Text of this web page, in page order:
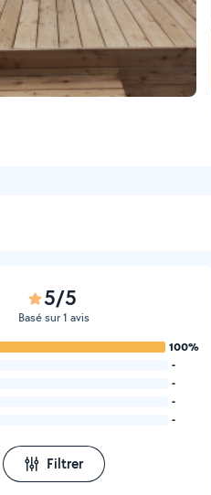
5/5
Basé sur 1 avis
100%
-
-
-
-
Filtrer